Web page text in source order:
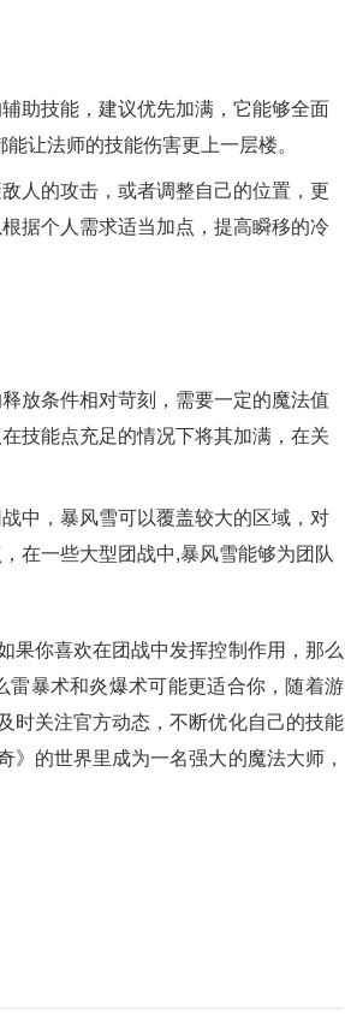
助技能，建议优先加满，它能够全面
让法师的技能伤害更上一层楼。
人的攻击，或者调整自己的位置，更
据个人需求适当加点，提高瞬移的冷
放条件相对苛刻，需要一定的魔法值
技能点充足的情况下将其加满，在关
中，暴风雪可以覆盖较大的区域，对
在一些大型团战中,暴风雪能够为团队
果你喜欢在团战中发挥控制作用，那么
暴术和炎爆术可能更适合你，随着游
时关注官方动态，不断优化自己的技能
的世界里成为一名强大的魔法大师，